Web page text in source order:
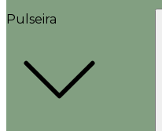
Pulseira